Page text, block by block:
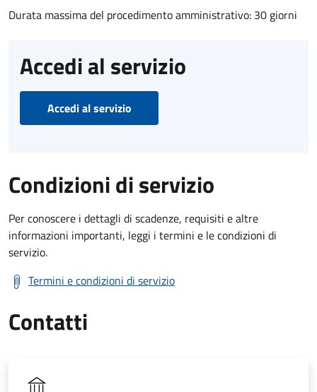
Durata massima del procedimento amministrativo: 30 giorni
Accedi al servizio
Accedi al servizio
Condizioni di servizio
Per conoscere i dettagli di scadenze, requisiti e altre
informazioni importanti, leggi i termini e le condizioni di
servizio.
Termini e condizioni di servizio
Contatti